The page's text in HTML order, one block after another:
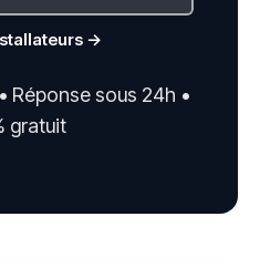
→
Réponse sous 24h •
gratuit